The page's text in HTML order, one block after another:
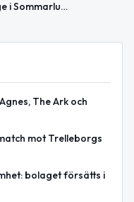
Prova på voltige i Sommarlund
The Ark och
mot Trelleborgs
bolaget försätts i